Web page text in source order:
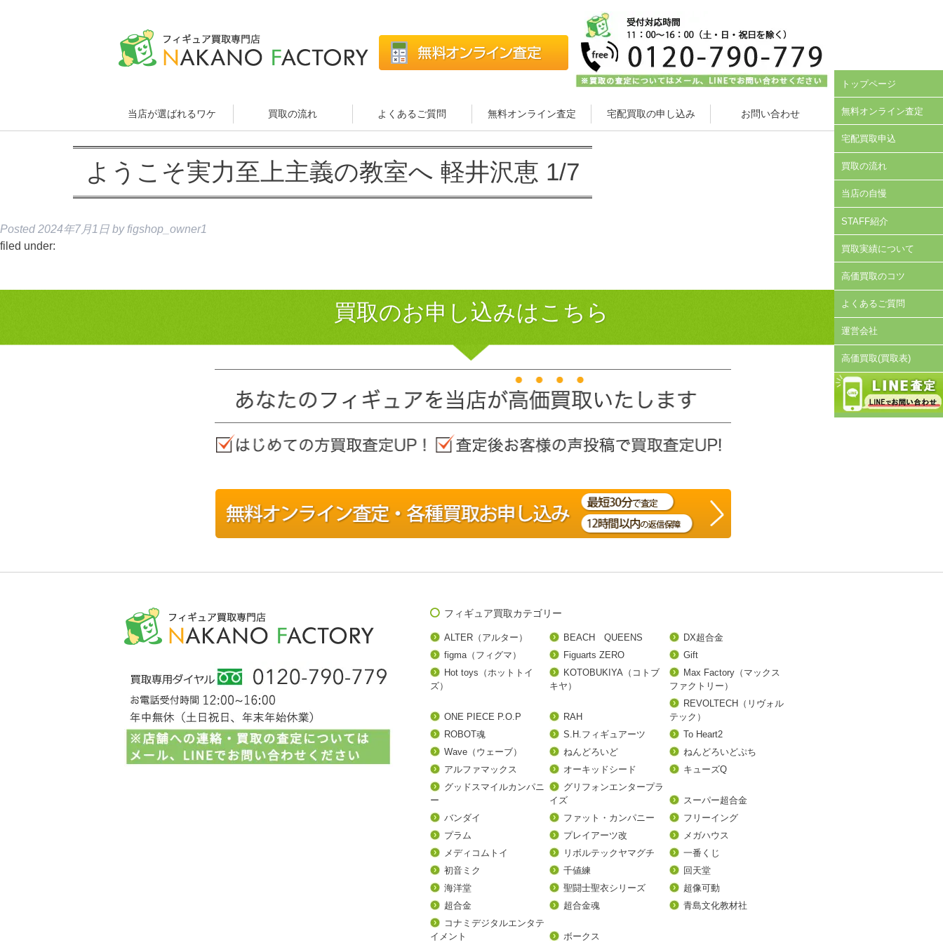
当店が選ばれるワケ 買取の流れ よくあるご質問 無料オンライン査定 宅配買取の申し込み お問い合わせ
ようこそ実力至上主義の教室へ 軽井沢恵 1/7
Posted 2024年7月1日 by figshop_owner1
filed under:
トップページ
無料オンライン査定
宅配買取申込
買取の流れ
当店の自慢
STAFF紹介
買取実績について
高価買取のコツ
よくあるご質問
運営会社
高価買取(買取表)
買取のお申し込みはこちら
フィギュア買取カテゴリー
ALTER（アルター） BEACH QUEENS
DX超合金
figma（フィグマ）
Figuarts ZERO
Gift
Hot toys（ホットトイ
ズ）
KOTOBUKIYA（コトブ
キヤ）
Max Factory（マックス
ファクトリー）
ONE PIECE P.O.P RAH
REVOLTECH（リヴォル
テック）
ROBOT魂
S.H.フィギュアーツ
To Heart2
Wave（ウェーブ）
ねんどろいど
ねんどろいどぷち
アルファマックス
オーキッドシード
キューズQ
グッドスマイルカンパニ
ー
グリフォンエンタープラ
イズ
スーパー超合金
バンダイ
ファット・カンパニー
フリーイング
プラム
プレイアーツ改
メガハウス
メディコムトイ
リボルテックヤマグチ
一番くじ
初音ミク
千値練
回天堂
海洋堂
聖闘士聖衣シリーズ
超像可動
超合金
超合金魂
青島文化教材社
コナミデジタルエンタテ
イメント
ボークス